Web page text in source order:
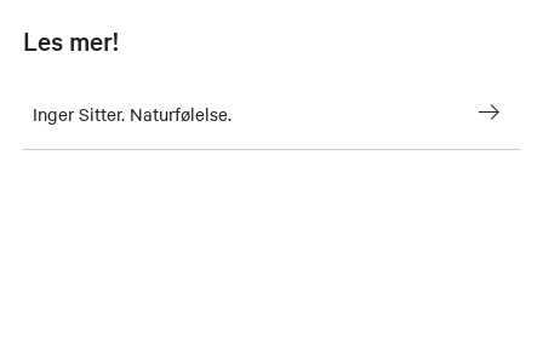
Les mer!
Inger Sitter. Naturfølelse.